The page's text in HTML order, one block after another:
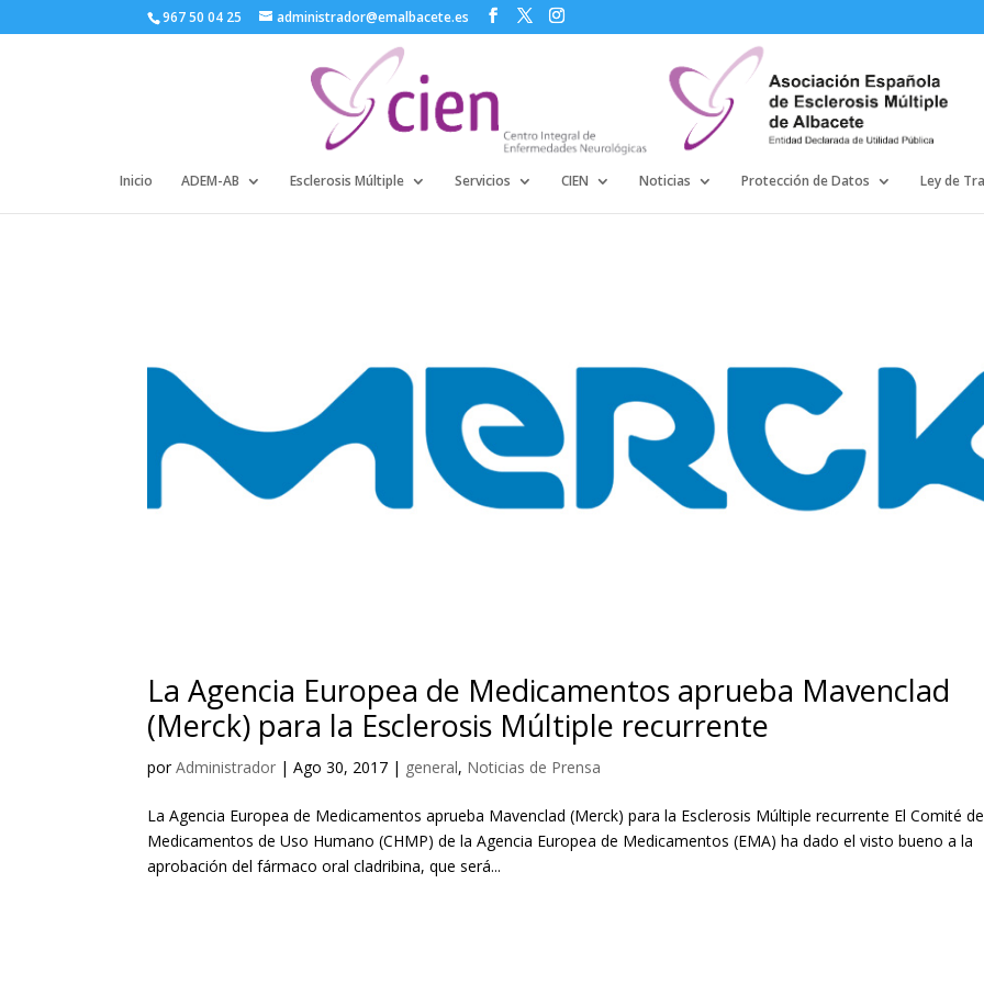
967 50 04 25 administrador@emalbacete.es
Inicio ADEM-AB Esclerosis Múltiple Servicios CIEN Noticias Protección de Datos Ley de
La Agencia Europea de Medicamentos aprueba Mavenclad
(Merck) para la Esclerosis Múltiple recurrente
porAdministrador |Ago 30, 2017 | general, Noticias de Prensa
La Agencia Europea de Medicamentos aprueba Mavenclad (Merck) para la Esclerosis Múltiple recurrente El Comité de
Medicamentos de Uso Humano (CHMP) de la Agencia Europea de Medicamentos (EMA) ha dado el visto bueno a la
aprobación del fármaco oral cladribina, que será...